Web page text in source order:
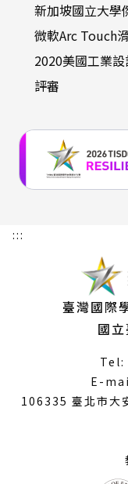
新加坡國立大學
微軟Arc Touch
2020美國工業
評審
:::
臺灣國際
國
Tel:
E-
106335 臺北市大